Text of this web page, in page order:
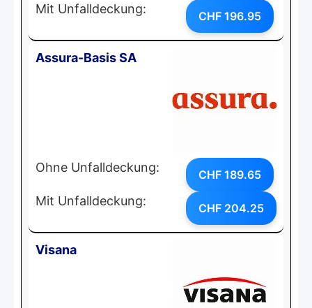
Mit Unfalldeckung: CHF 196.95
Assura-Basis SA
Ohne Unfalldeckung: CHF 189.65
Mit Unfalldeckung: CHF 204.25
Visana